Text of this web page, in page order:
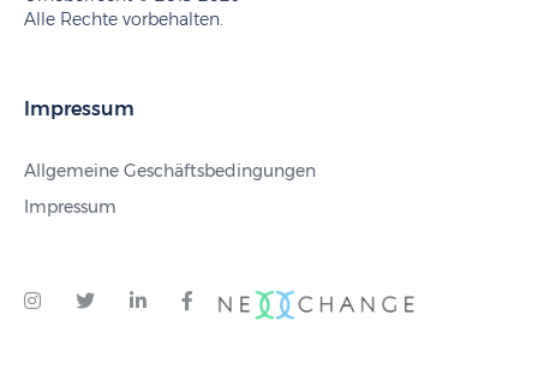
Alle Rechte vorbehalten.
Impressum
Allgemeine Geschäftsbedingungen
Impressum